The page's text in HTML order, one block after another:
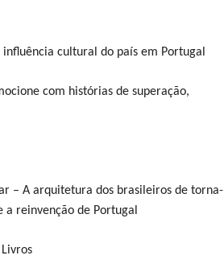
cultural do país em Portugal
com histórias de superação,
– A arquitetura dos brasileiros de torna-
a reinvenção de Portugal